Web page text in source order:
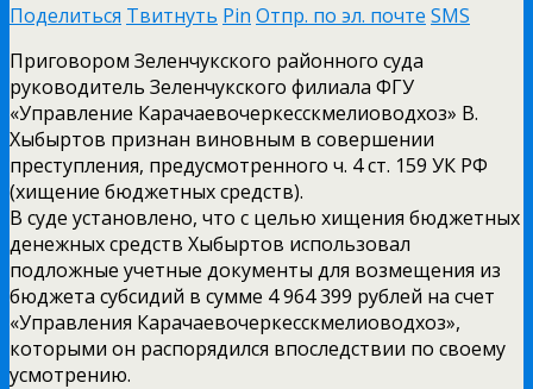
Поделиться Твитнуть Pin Отпр. по эл. почте SMS
Приговором Зеленчукского районного суда
руководитель Зеленчукского филиала ФГУ
«Управление Карачаевочеркесскмелиоводхоз» В.
Хыбыртов признан виновным в совершении
преступления, предусмотренного ч. 4 ст. 159 УК РФ
(хищение бюджетных средств).
В суде установлено, что с целью хищения бюджетных
денежных средств Хыбыртов использовал
подложные учетные документы для возмещения из
бюджета субсидий в сумме 4 964 399 рублей на счет
«Управления Карачаевочеркесскмелиоводхоз»,
которыми он распорядился впоследствии по своему
усмотрению.